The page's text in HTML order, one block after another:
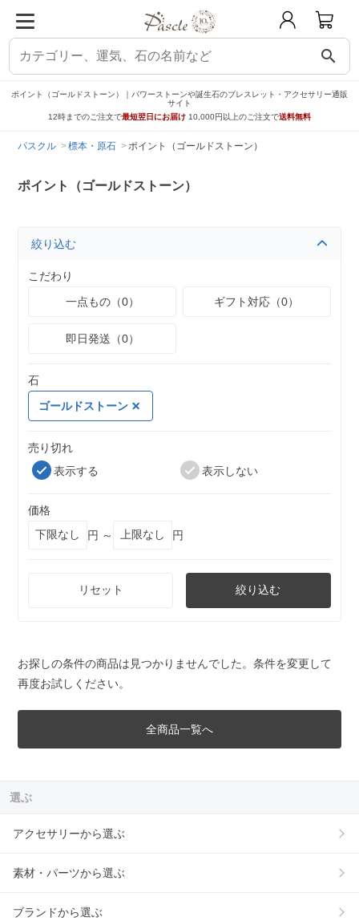
search
ポイント（ゴールドストーン）｜パワーストーンや誕生石のブレスレット・アクセサリー通販
サイト
12時までのご注文で最短翌日にお届け 10,000円以上のご注文で送料無料
パスクル 標本・原石 ポイント（ゴールドストーン）
ポイント（ゴールドストーン）
絞り込む
こだわり
一点もの（0）
ギフト対応（0）
即日発送（0）
石
ゴールドストーン
売り切れ
表示する
表示しない
価格
円 ～
円
リセット 絞り込む
お探しの条件の商品は見つかりませんでした。条件を変更して
再度お試しください。
全商品一覧へ
選ぶ
アクセサリーから選ぶ
素材・パーツから選ぶ
ブランドから選ぶ